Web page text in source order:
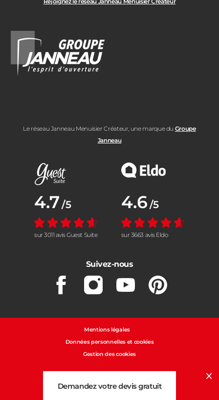
Le réseau Janneau Menuisier Créateur, une marque du Groupe
Janneau
Note moyenne :
4.7 /5
sur 3011 avis Guest Suite
Note moyenne :
4.6 /5
sur 3663 avis Eldo
Suivez-nous
FacebookInstagramYoutubePinterest
Mentions légales
Données personnelles et cookies
Gestion des cookies
Demandez votre devis gratuit